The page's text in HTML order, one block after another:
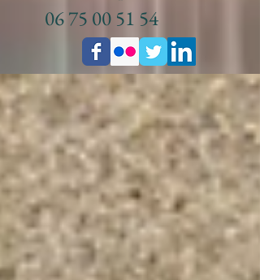
06 75 00 51 54